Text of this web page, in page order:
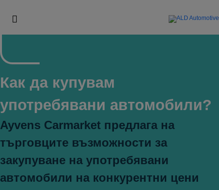
Как да купувам
употребявани автомобили?
Ayvens Carmarket предлага на
търговците възможности за
закупуване на употребявани
автомобили на конкурентни цени